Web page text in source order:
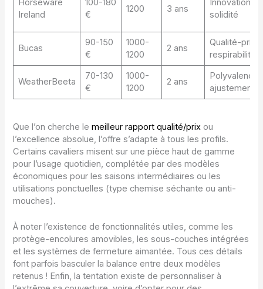
Horseware
Ireland
100-180
€
1200 3 ans
Innovation,
solidité
Bucas
90-150
€
1000-
1200
2 ans
Qualité-prix,
respirabilité
WeatherBeeta
70-130
€
1000-
1200
2 ans
Polyvalence,
ajustement
Que l’on cherche lemeilleur rapport qualité/prix ou
l’excellence absolue, l’offre s’adapte à tous les profils.
Certains cavaliers misent sur une pièce haut de gamme
pour l’usage quotidien, complétée par des modèles
économiques pour les saisons intermédiaires ou les
utilisations ponctuelles (type chemise séchante ou anti-
mouches).
À noter l’existence de fonctionnalités utiles, comme les
protège-encolures amovibles, les sous-couches intégrées
et les systèmes de fermeture aimantée. Tous ces détails
font parfois basculer la balance entre deux modèles
retenus ! Enfin, la tentation existe de personnaliser à